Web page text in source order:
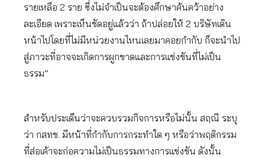
รายเหลือ 2 ราย ซึ่งไม่จำเป็นจะต้องศึกษาค้นคว้าอย่าง
ละเอียด เพราะเห็นชัดอยู่แล้วว่า ถ้าปล่อยให้ 2 บริษัทเดิน
หน้าไปโดยที่ไม่มีหน่วยงานไหนเลยมาคอยกำกับ ก็จะนำไป
สู่ภาวะที่อาจจะเกิดการผูกขาดและการแข่งขันที่ไม่เป็น
ธรรม”
สำหรับประเด็นว่าจะควบรวมกิจการหรือไม่นั้น สฤณี ระบุ
ว่า กสทช. มีหน้าที่กำกับการกระทำใด ๆ หรือว่าพฤติกรรม
ที่ส่อเค้าจะก่อความไม่เป็นธรรมทางการแข่งขัน ดังนั้น